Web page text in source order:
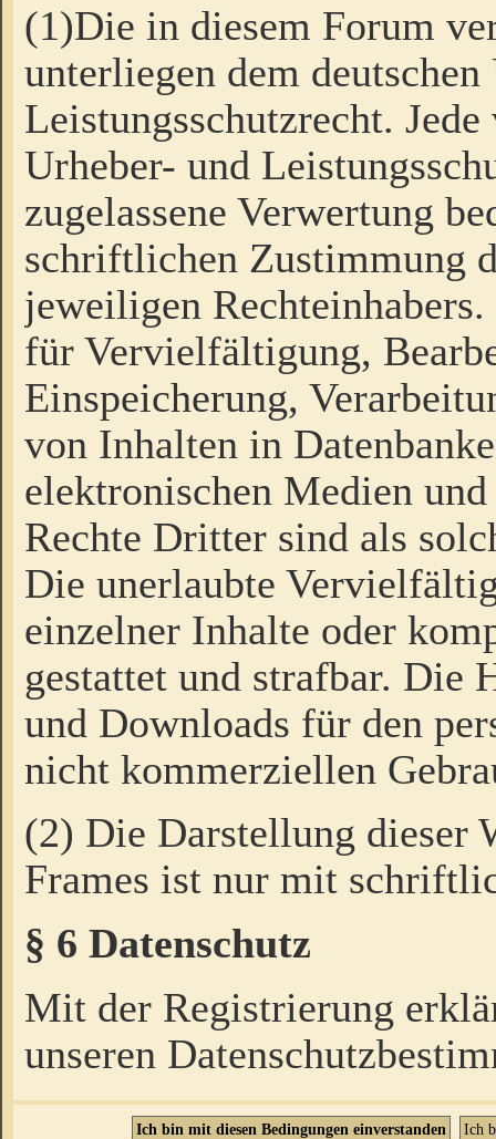
(1)Die in diesem Forum
unterliegen dem
Leistungsschutzrecht.
Urheber- und
zugelassene Verwertung
schriftlichen Zustimmung
jeweiligen
für Vervielfältigung,
Einspeicherung,
von Inhalten in
elektronischen Medien
Rechte Dritter sind als
Die unerlaubte
einzelner Inhalte oder
gestattet und strafbar. Die
und Downloads für den
nicht kommerziellen
(2) Die Darstellung dieser
Frames ist nur mit
§ 6 Datenschutz
Mit der Registrierung
unseren